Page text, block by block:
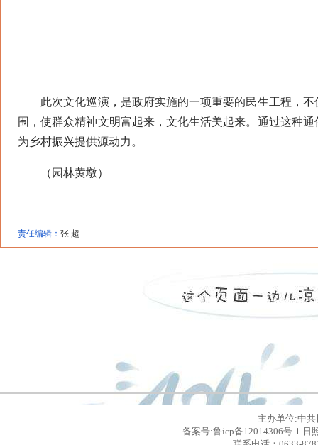
此次文化巡演，是政府实施的一项重要的民生工程，不
围，使群众精神文明富起来，文化生活美起来。通过这种
为乡村振兴提供源动力。
（园林黄墩）
责任编辑： 张 超
主办单位:中
备案号:鲁icp备12014306号-1